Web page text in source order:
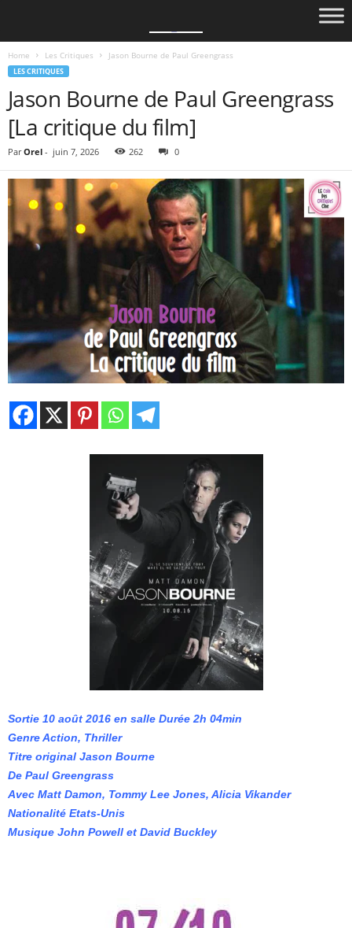
Home Les Critiques Jason Bourne de Paul Greengrass
LES CRITIQUES
Jason Bourne de Paul Greengrass
[La critique du film]
Par Orel - juin 7, 2026 262 0
Sortie 10 août 2016 en salle Durée 2h 04min
Genre Action, Thriller
Titre original Jason Bourne
De Paul Greengrass
Avec Matt Damon, Tommy Lee Jones, Alicia Vikander
Nationalité Etats-Unis
Musique John Powell et David Buckley